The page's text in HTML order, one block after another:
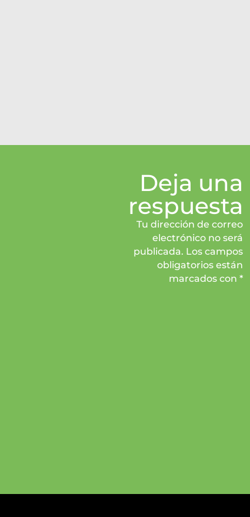
Deja una
respuesta
Tu dirección de correo
electrónico no será
publicada. Los campos
obligatorios están
marcados con *